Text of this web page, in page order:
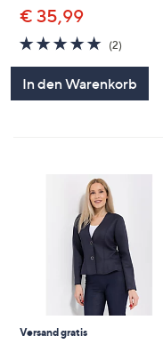
€ 35,99
5.0
von
(2)2
In den Warenkorb
Versand gratis